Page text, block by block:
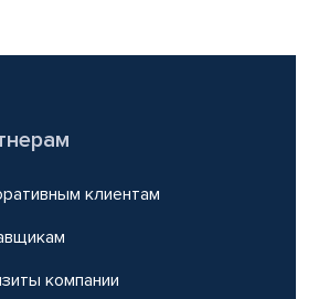
клиентам
компании